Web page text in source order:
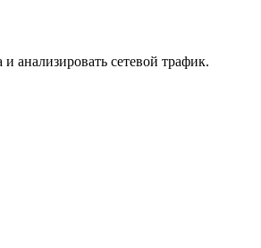
анализировать сетевой трафик.